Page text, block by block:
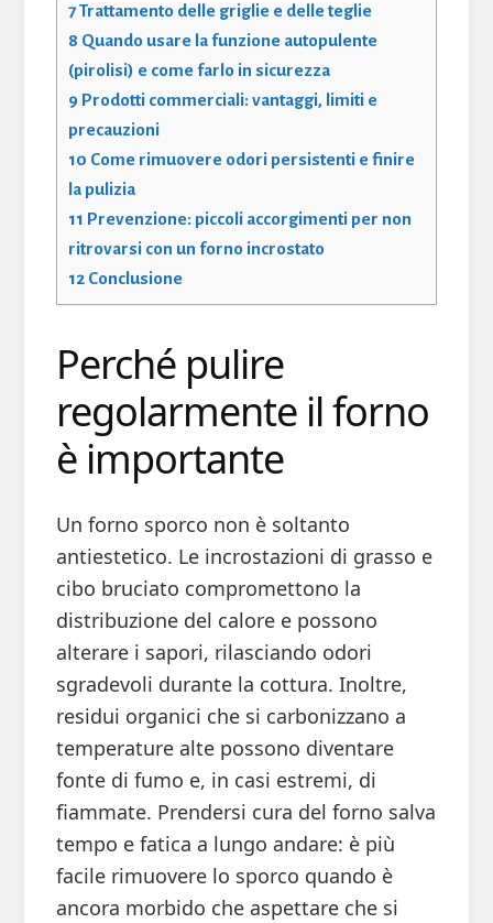
7Trattamento delle griglie e delle teglie
8 Quando usare la funzione autopulente
(pirolisi) e come farlo in sicurezza
9Prodotti commerciali: vantaggi, limiti e
precauzioni
10 Come rimuovere odori persistenti e finire
la pulizia
11 Prevenzione: piccoli accorgimenti per non
ritrovarsi con un forno incrostato
12Conclusione
Perché pulire
regolarmente il forno
è importante
Un forno sporco non è soltanto
antiestetico. Le incrostazioni di grasso e
cibo bruciato compromettono la
distribuzione del calore e possono
alterare i sapori, rilasciando odori
sgradevoli durante la cottura. Inoltre,
residui organici che si carbonizzano a
temperature alte possono diventare
fonte di fumo e, in casi estremi, di
fiammate. Prendersi cura del forno salva
tempo e fatica a lungo andare: è più
facile rimuovere lo sporco quando è
ancora morbido che aspettare che si